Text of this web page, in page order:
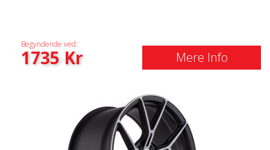
Begyndende ved:
1735Kr Mere Info